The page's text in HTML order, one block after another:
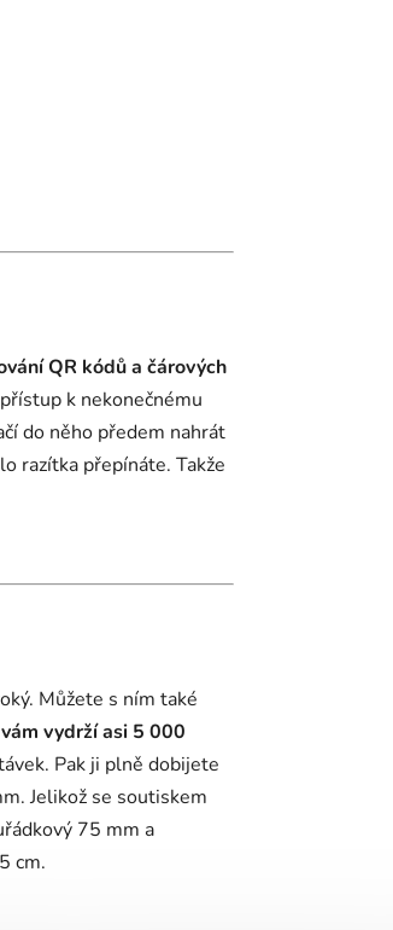
QR kódů a čárových
k nekonečnému
do něho předem nahrát
razítka přepínáte. Takže
Můžete s ním také
vydrží asi 5 000
Pak ji plně dobijete
Jelikož se soutiskem
75 mm a
cm.